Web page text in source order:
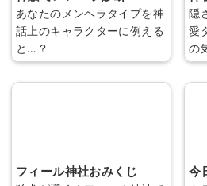
神話でメンヘラ診断 神